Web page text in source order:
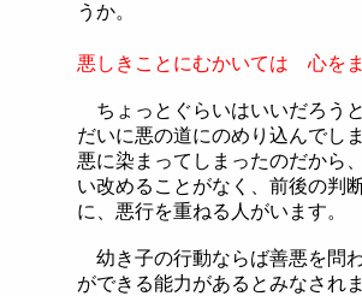
うか。
悪しきことにむかいては 心を
ちょっとぐらいはいいだろう
だいに悪の道にのめり込んでし
悪に染まってしまったのだから
い改めることがなく、前後の判
に、悪行を重ねる人がいます。
幼き子の行動ならば善悪を問
ができる能力があるとみなされ